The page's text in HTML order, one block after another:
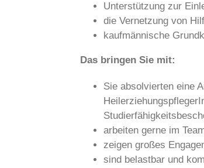
Unterstützung zur
die Vernetzung von
kaufmännische
Das bringen Sie mit:
Sie absolvierten eine
arbeiten gerne im
zeigen großes
sind belastbar und